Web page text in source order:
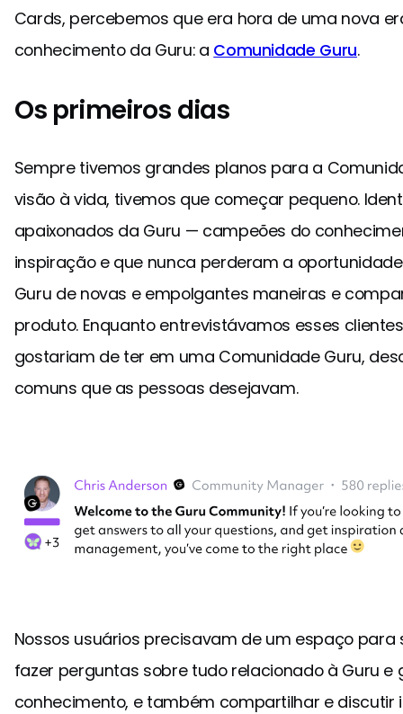
Cards, percebemos que era hora de uma nova
conhecimento da Guru: a Comunidade Guru.
Os primeiros dias
Sempre tivemos grandes planos para a
visão à vida, tivemos que começar pequeno.
apaixonados da Guru — campeões do
inspiração e que nunca perderam a
Guru de novas e empolgantes maneiras e
produto. Enquanto entrevistávamos esses
gostariam de ter em uma Comunidade Guru,
comuns que as pessoas desejavam.
Nossos usuários precisavam de um espaço
fazer perguntas sobre tudo relacionado à Guru e
conhecimento, e também compartilhar e discutir